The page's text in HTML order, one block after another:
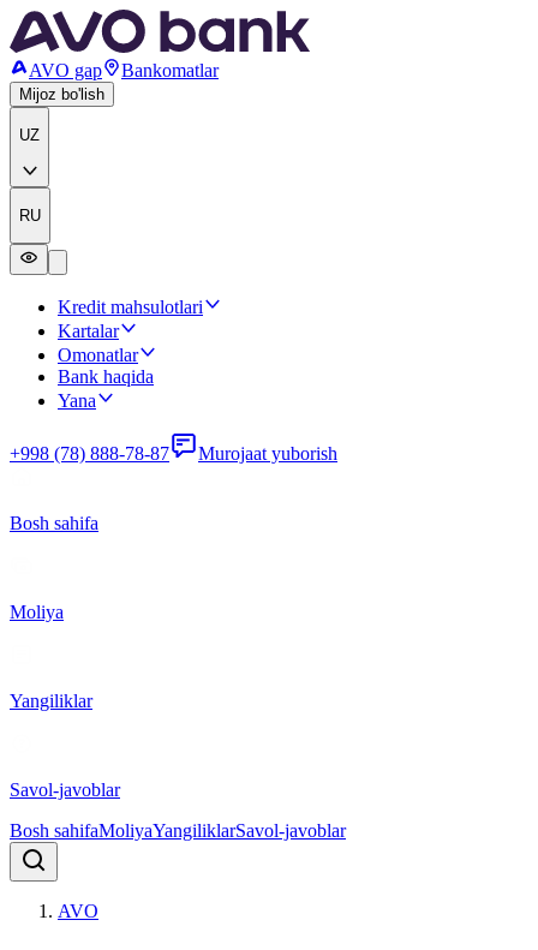
AVO gap Bankomatlar
Mijoz bo'lish
UZ
RU
Kredit mahsulotlari
Kartalar
Omonatlar
Bank haqida
Yana
+998 (78) 888-78-87 Murojaat yuborish
Bosh sahifa
Moliya
Yangiliklar
Savol-javoblar
Bosh sahifaMoliyaYangiliklarSavol-javoblar
AVO